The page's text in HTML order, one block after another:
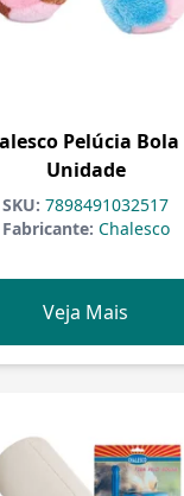
Pelúcia Bola
Unidade
SKU: 7898491032517
Fabricante: Chalesco
Veja Mais